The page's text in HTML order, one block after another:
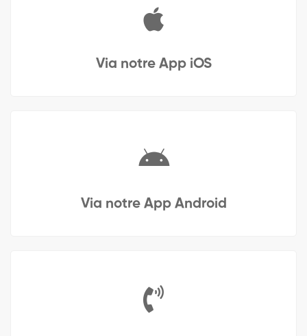
Via notre App iOS
Via notre App Android